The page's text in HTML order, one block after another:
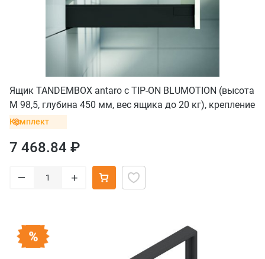
Ящик TANDEMBOX antaro с TIP-ON BLUMOTION (высота
М 98,5, глубина 450 мм, вес ящика до 20 кг), крепление
INSERTA, черный
Комплект
7 468.84 ₽
– +